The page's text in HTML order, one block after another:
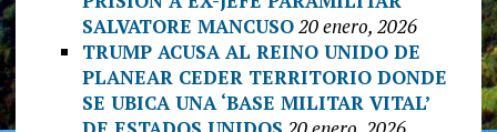
SALVATORE MANCUSO 20 enero, 2026
TRUMP ACUSA AL REINO UNIDO DE
PLANEAR CEDER TERRITORIO DONDE
SE UBICA UNA ‘BASE MILITAR VITAL’